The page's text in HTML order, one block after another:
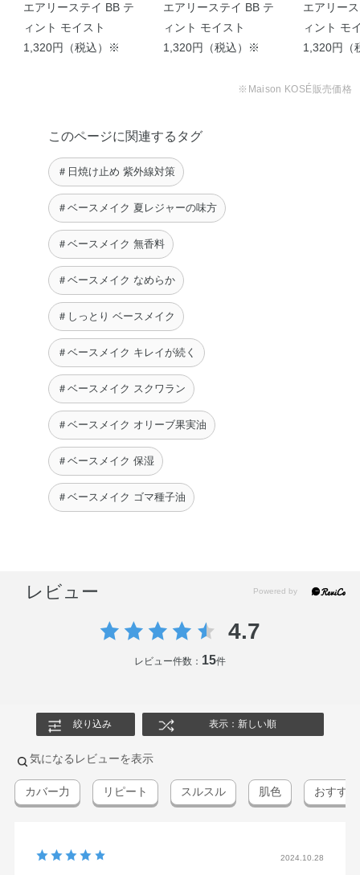
シチン・フェノキシエタノール・マイカ・酸化亜鉛
エアリーステイ BB テ
ィント モイスト
1,320円（税込）※
エアリーステイ BB テ
ィント モイスト
1,320円（税込）※
エアリー
ィント モ
1,320円（
※Maison KOSÉ販売価格
このページに関連するタグ
＃日焼け止め 紫外線対策
＃ベースメイク 夏レジャーの味方
＃ベースメイク 無香料
＃ベースメイク なめらか
＃しっとり ベースメイク
＃ベースメイク キレイが続く
＃ベースメイク スクワラン
＃ベースメイク オリーブ果実油
＃ベースメイク 保湿
＃ベースメイク ゴマ種子油
レビュー
4.7
レビュー件数： 15件
絞り込み 表示：新しい順
気になるレビューを表示
カバー力 リピート スルスル 肌色 おすすめ
2024.10.28